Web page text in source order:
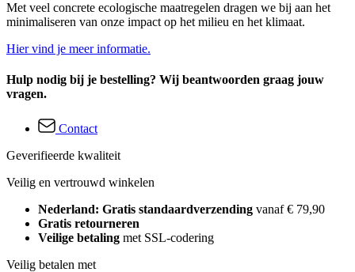
Met veel concrete ecologische maatregelen dragen we bij aan het
minimaliseren van onze impact op het milieu en het klimaat.
Hier vind je meer informatie.
Hulp nodig bij je bestelling? Wij beantwoorden graag jouw
vragen.
Contact
Geverifieerde kwaliteit
Veilig en vertrouwd winkelen
Nederland: Gratis standaardverzending vanaf € 79,90
Gratis retourneren
Veilige betaling met SSL-codering
Veilig betalen met